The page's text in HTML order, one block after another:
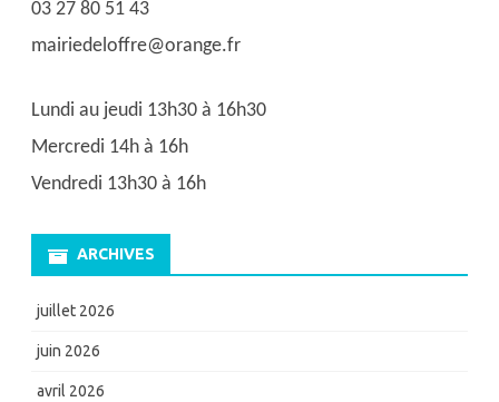
03 27 80 51 43
mairiedeloffre@orange.fr
Lundi au jeudi 13h30 à 16h30
Mercredi 14h à 16h
Vendredi 13h30 à 16h
ARCHIVES
juillet 2026
juin 2026
avril 2026